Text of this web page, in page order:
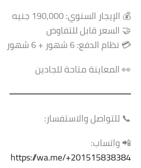
💰 الإيجار السنوي: 190,000 جنيه
🤝 السعر قابل للتفاوض
💳 نظام الدفع: 6 شهور + 6 شهور
👀 المعاينة متاحة للجادين
━━━━━━━━━━━━━━━━━━━━━━
📞 للتواصل والاستفسار:
📲 واتساب:
https://wa.me/+201515838384